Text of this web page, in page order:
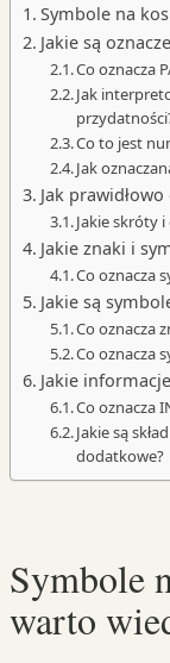
Symbole na
Jakie są
Co oznacza
Jak
Co to jest
Jak
Jak
Jakie skróty
Jakie znaki i
Co oznacza
Jakie są
Co oznacza
Co oznacza
Jakie
Co oznacza
Jakie są
dodatkowe?
Symbole
warto